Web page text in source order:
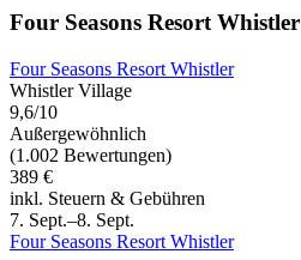
Four Seasons Resort Whistler
Four Seasons Resort Whistler
Whistler Village
9,6/10
Außergewöhnlich
(1.002 Bewertungen)
389 €
inkl. Steuern & Gebühren
7. Sept.–8. Sept.
Four Seasons Resort Whistler